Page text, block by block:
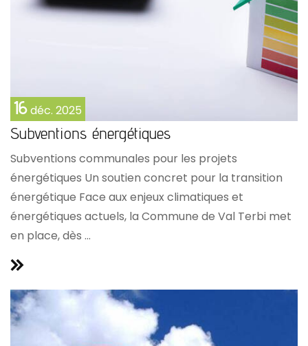
16déc. 2025
Subventions énergétiques
Subventions communales pour les projets
énergétiques Un soutien concret pour la transition
énergétique Face aux enjeux climatiques et
énergétiques actuels, la Commune de Val Terbi met
en place, dès ...